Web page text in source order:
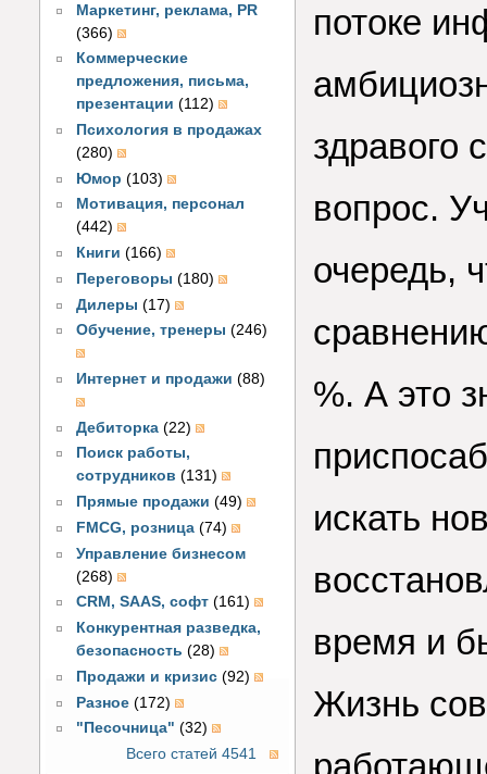
Маркетинг, реклама, PR
(366)
Коммерческие
предложения, письма,
презентации (112)
Психология в продажах
(280)
Юмор (103)
Мотивация, персонал
(442)
Книги (166)
Переговоры (180)
Дилеры (17)
Обучение, тренеры (246)
Интернет и продажи (88)
Дебиторка (22)
Поиск работы,
сотрудников (131)
Прямые продажи (49)
FMCG, розница (74)
Управление бизнесом
(268)
CRM, SAAS, софт (161)
Конкурентная разведка,
безопасность (28)
Продажи и кризис (92)
Разное (172)
"Песочница" (32)
Всего статей 4541
потоке
здравого
вопрос.
очередь,
%. А это
искать
время и
Жизнь